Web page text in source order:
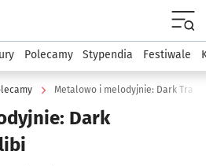
podserwis: Kultura
Polecamy Stypendia Festiwale
Metalowo i melodyjnie: Dark
Dark